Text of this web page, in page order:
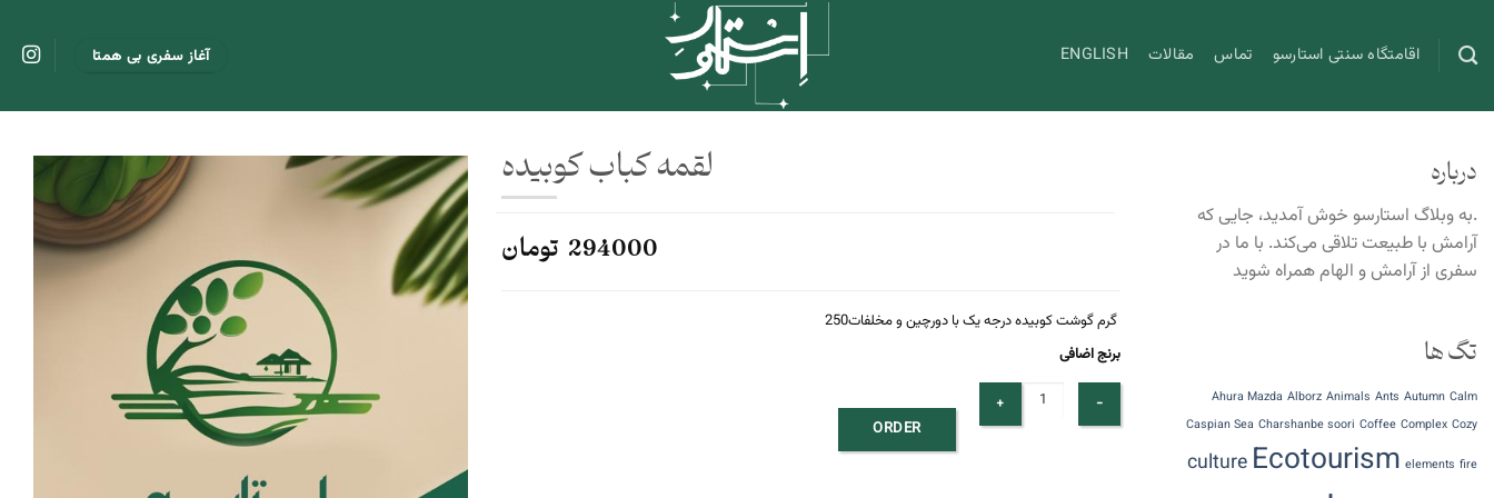
content
اقامتگاه سنتی استارسو تماس مقالات ENGLISH آغاز سفری بی همتا
لقمه کباب کوبیده
294000 تومان
گرم گوشت کوبیده درجه یک با دورچین و مخلفات250
برنج اضافی
ORDER
درباره
.به وبلاگ استارسو خوش آمدید، جایی که
آرامش با طبیعت تلاقی می‌کند. با ما در
سفری از آرامش و الهام همراه شوید
تگ ها
Ahura Mazda Alborz Animals Ants Autumn Calm
Caspian Sea Charshanbe soori Coffee Complex Cozy
culture Ecotourism elements fire